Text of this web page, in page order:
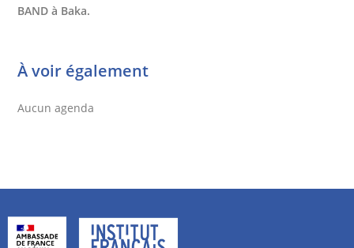
BAND à Baka.
À voir également
Aucun agenda